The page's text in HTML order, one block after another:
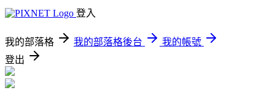
登入
我的部落格 我的部落格後台
我的帳號
登出